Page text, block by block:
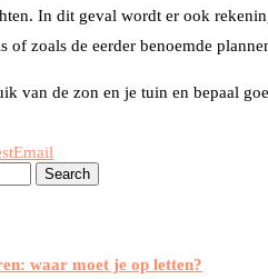
In dit geval wordt er ook
of zoals de eerder benoemde
van de zon en je tuin en bepaal
Email
waar moet je op letten?